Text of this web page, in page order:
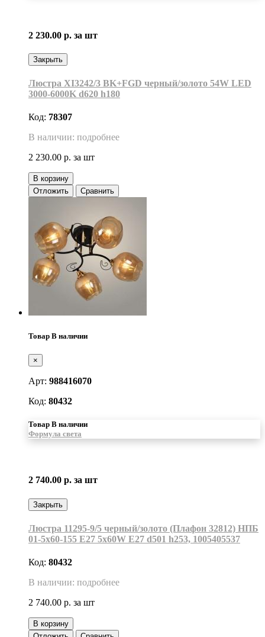
2 230.00 р. за шт
Закрыть
Люстра XI3242/3 BK+FGD черный/золото 54W LED
3000-6000K d620 h180
Код: 78307
В наличии: подробнее
2 230.00 р. за шт
В корзину
Отложить
Сравнить
Товар В наличии
×
Арт: 988416070
Код: 80432
Товар В наличии
Формула света
2 740.00 р. за шт
Закрыть
Люстра 11295-9/5 черный/золото (Плафон 32812) НПБ
01-5х60-155 Е27 5x60W Е27 d501 h253, 1005405537
Код: 80432
В наличии: подробнее
2 740.00 р. за шт
В корзину